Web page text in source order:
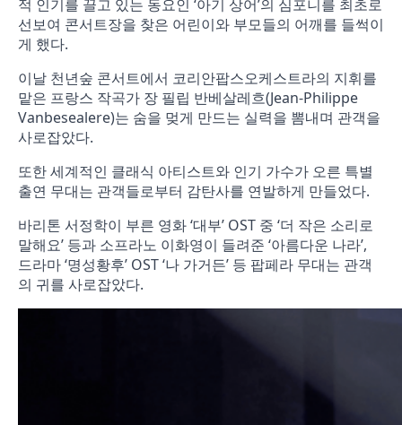
적 인기를 끌고 있는 동요인 ‘아기 상어’의 심포니를 최초로
선보여 콘서트장을 찾은 어린이와 부모들의 어깨를 들썩이
게 했다.
이날 천년숲 콘서트에서 코리안팝스오케스트라의 지휘를
맡은 프랑스 작곡가 장 필립 반베살레흐(Jean-Philippe
Vanbesealere)는 숨을 멎게 만드는 실력을 뽐내며 관객을
사로잡았다.
또한 세계적인 클래식 아티스트와 인기 가수가 오른 특별
출연 무대는 관객들로부터 감탄사를 연발하게 만들었다.
바리톤 서정학이 부른 영화 ‘대부’ OST 중 ‘더 작은 소리로
말해요’ 등과 소프라노 이화영이 들려준 ‘아름다운 나라’,
드라마 ‘명성황후’ OST ‘나 가거든’ 등 팝페라 무대는 관객
의 귀를 사로잡았다.